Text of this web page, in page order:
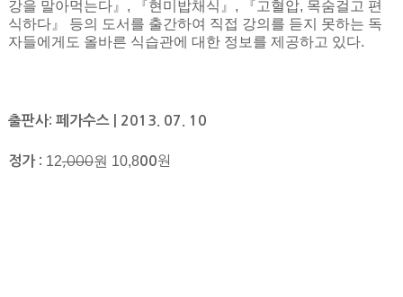
강을 말아먹는다』, 『현미밥채식』, 『고혈압, 목숨걸고 편
식하다』 등의 도서를 출간하여 직접 강의를 듣지 못하는 독
자들에게도 올바른 식습관에 대한 정보를 제공하고 있다.
출판사: 페가수스 | 2013. 07. 10
정가 : 12,000원 10,800원